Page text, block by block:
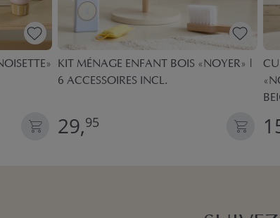
KIT MÉNAGE ENFANT BOIS «NOYER» |
6 ACCESSOIRES INCL.
29,95